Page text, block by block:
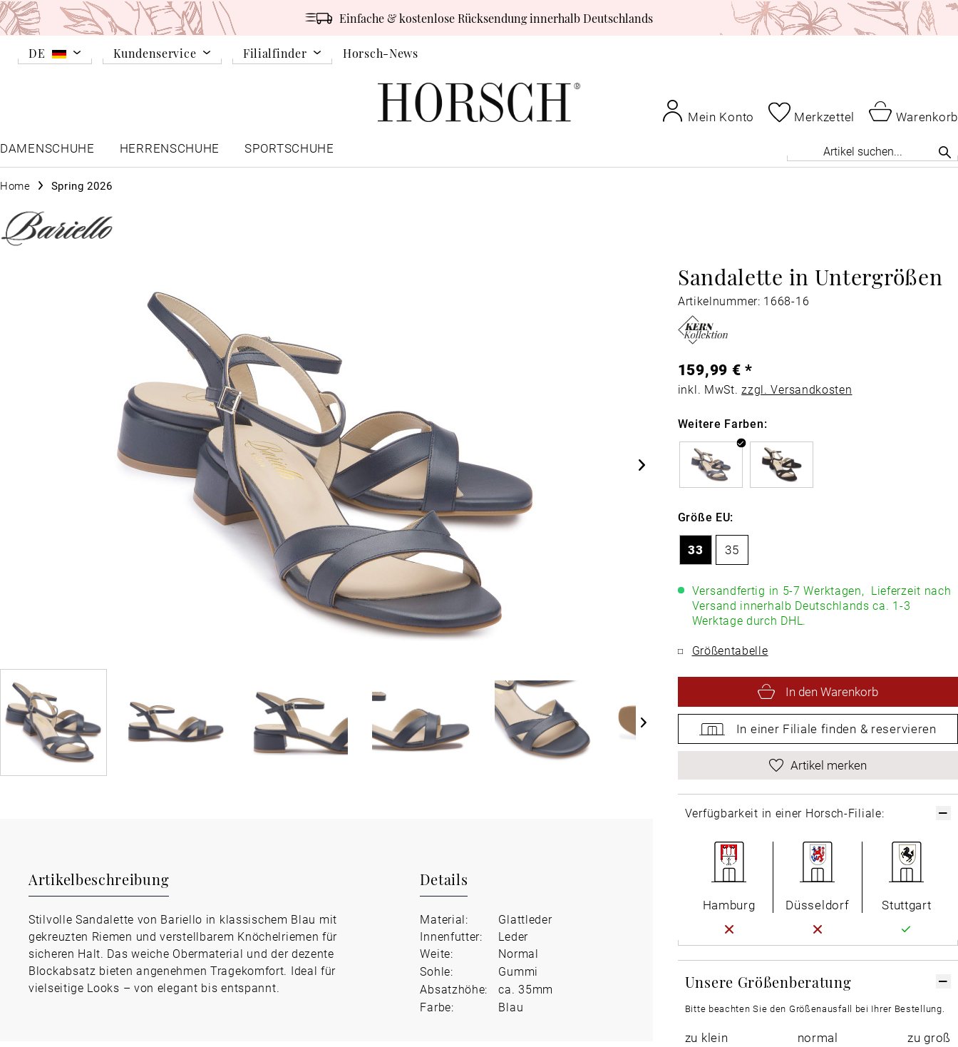
Einfache & kostenlose Rücksendung innerhalb Deutschlands
DE Kundenservice Filialfinder Horsch-News
Mein Konto Merkzettel
Warenkorb
DAMENSCHUHE
HERRENSCHUHE SPORTSCHUHE
Home Spring 2026
Sandalette in Untergrößen
Artikelnummer: 1668-16
Artikelbeschreibung
Stilvolle Sandalette von Bariello in klassischem Blau mit
gekreuzten Riemen und verstellbarem Knöchelriemen für
sicheren Halt. Das weiche Obermaterial und der dezente
Blockabsatz bieten angenehmen Tragekomfort. Ideal für
vielseitige Looks – von elegant bis entspannt.
Details
Material:
Glattleder
Innenfutter:
Leder
Weite:
Normal
Sohle:
Gummi
Absatzhöhe:
ca. 35mm
Farbe:
Blau
159,99 € *
inkl. MwSt.zzgl. Versandkosten
Weitere Farben:
Größe EU:
33 35
Versandfertig in 5-7 Werktagen, Lieferzeit nach
Versand innerhalb Deutschlands ca. 1-3
Werktage durch DHL.
Größentabelle
In den Warenkorb
In einer Filiale finden & reservieren
Artikel merken
Verfügbarkeit in einer Horsch-Filiale:
Hamburg Düsseldorf Stuttgart
Unsere Größenberatung
Bitte beachten Sie den Größenausfall bei Ihrer Bestellung.
zu klein normal zu groß